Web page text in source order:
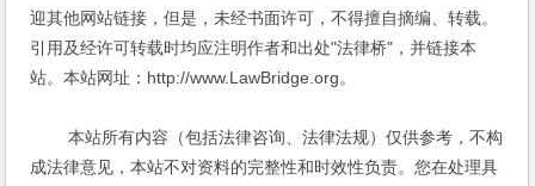
迎其他网站链接，但是，未经书面许可，不得擅自摘编、转载。
引用及经许可转载时均应注明作者和出处"法律桥"，并链接本
站。本站网址：http://www.LawBridge.org。
本站所有内容（包括法律咨询、法律法规）仅供参考，不构
成法律意见，本站不对资料的完整性和时效性负责。您在处理具